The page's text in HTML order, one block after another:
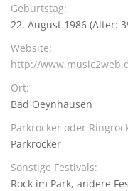
Geburtstag
22. August 1986 (Alter:
Website
http://
Ort
Bad Oeynhausen
Parkrocker oder
Parkrocker
Sonstige Festivals
Rock im Park andere